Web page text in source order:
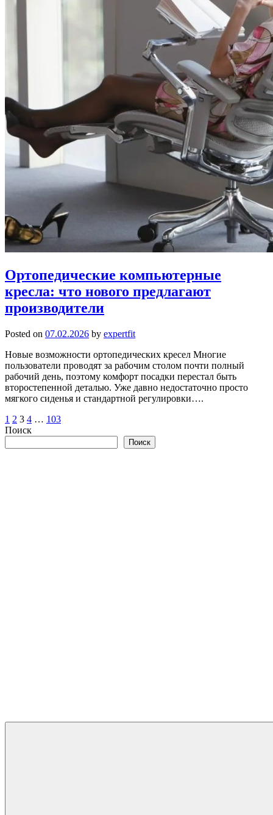
Ортопедические компьютерные
кресла: что нового предлагают
производители
Posted on 07.02.2026 by expertfit
Новые возможности ортопедических кресел Многие
пользователи проводят за рабочим столом почти полный
рабочий день, поэтому комфорт посадки перестал быть
второстепенной деталью. Уже давно недостаточно просто
мягкого сиденья и стандартной регулировки….
Пагинация
записей
1 2 3 4 … 103
Поиск
Поиск